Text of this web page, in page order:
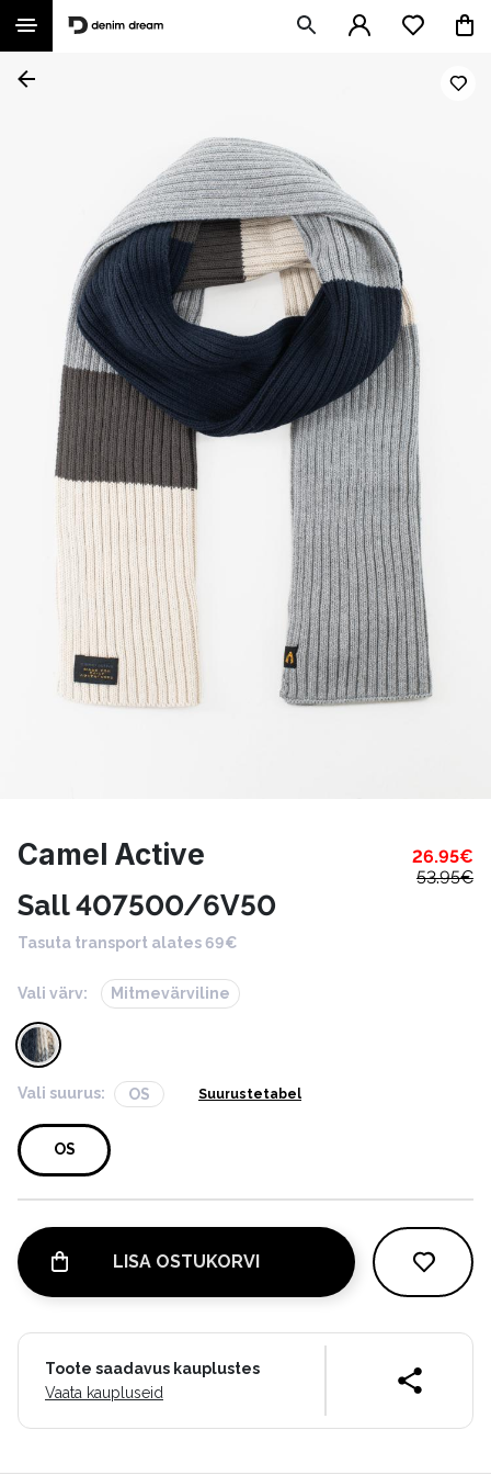
Camel Active 26.95€
53.95€
Sall 407500/6V50
Tasuta transport alates 69€
Vali värv: Mitmevärviline
Vali suurus: OS Suurustetabel
OS
LISA OSTUKORVI
Toote saadavus kauplustes
Vaata kaupluseid